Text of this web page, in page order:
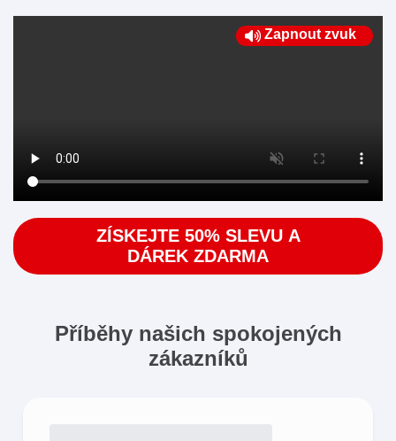
Zapnout zvuk
ZÍSKEJTE 50% SLEVU A
DÁREK ZDARMA
Příběhy našich spokojených
zákazníků